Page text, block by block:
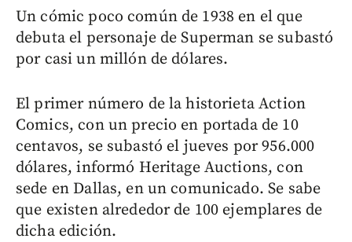
Un cómic poco común de 1938 en el que
debuta el personaje de Superman se subastó
por casi un millón de dólares.
El primer número de la historieta Action
Comics, con un precio en portada de 10
centavos, se subastó el jueves por 956.000
dólares, informó Heritage Auctions, con
sede en Dallas, en un comunicado. Se sabe
que existen alrededor de 100 ejemplares de
dicha edición.